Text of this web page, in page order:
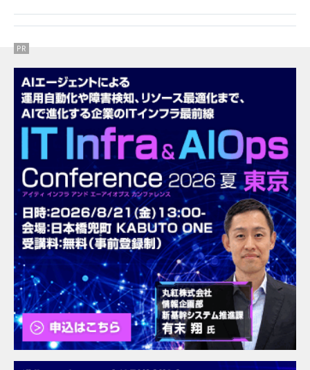
PR
PR
PR